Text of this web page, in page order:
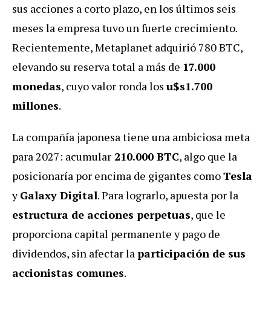
sus acciones a corto plazo, en los últimos seis
meses la empresa tuvo un fuerte crecimiento.
Recientemente, Metaplanet adquirió 780 BTC,
elevando su reserva total a más de 17.000
monedas, cuyo valor ronda los u$s1.700
millones.
La compañía japonesa tiene una ambiciosa meta
para 2027: acumular 210.000 BTC, algo que la
posicionaría por encima de gigantes comoTesla
yGalaxy Digital. Para lograrlo, apuesta por la
estructura de acciones perpetuas, que le
proporciona capital permanente y pago de
dividendos, sin afectar la participación de sus
accionistas comunes.